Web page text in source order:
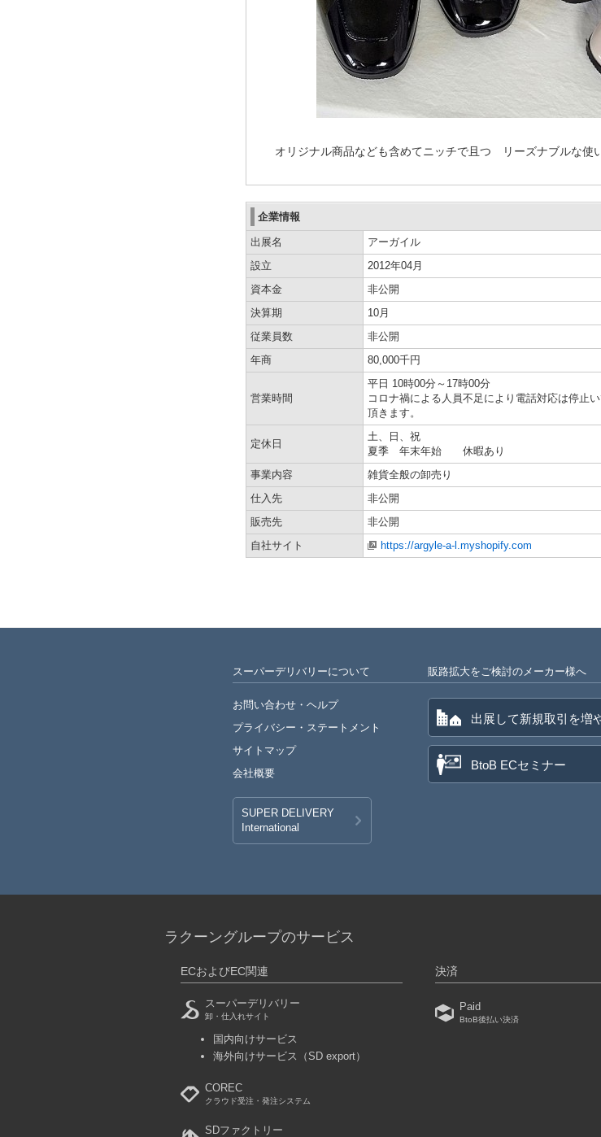
オリジナル商品なども含めてニッチで且つ リーズナブルな使
企業情報
出展名
アーガイル
設立
2012年04月
資本金
非公開
決算期
10月
従業員数
非公開
年商
80,000千円
営業時間
平日 10時00分～17時00分
コロナ禍による人員不足により電話対応は停止
頂きます。
定休日
土、日、祝
夏季 年末年始 休暇あり
事業内容
雑貨全般の卸売り
仕入先
非公開
販売先
非公開
自社サイト
https://argyle-a-l.myshopify.com
スーパーデリバリーについて
お問い合わせ・ヘルプ
プライバシー・ ステートメント
サイトマップ
会社概要
SUPER DELIVERY
International
販路拡大をご検討のメーカー様へ
出展して新規取引を増
BtoB ECセミナー
ラクーングループのサービス
ECおよびEC関連
スーパーデリバリー
卸・仕入れサイト
国内向けサービス
海外向けサービス
（SD export）
COREC
クラウド受注・発注システム
SDファクトリー
決済
Paid
BtoB後払い決済